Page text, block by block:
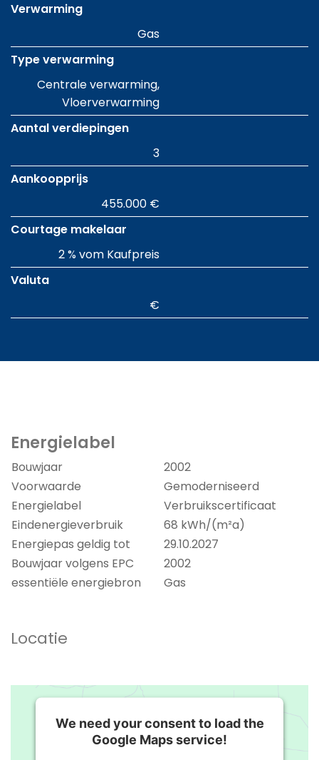
Verwarming
Gas
Type verwarming
Centrale verwarming,
Vloerverwarming
Aantal verdiepingen
3
Aankoopprijs
455.000 €
Courtage makelaar
2 % vom Kaufpreis
Valuta
€
Energielabel
Bouwjaar
2002
Voorwaarde
Gemoderniseerd
Energielabel
Verbruikscertificaat
Eindenergieverbruik
68 kWh/(m²a)
Energiepas geldig tot
29.10.2027
Bouwjaar volgens EPC
2002
essentiële energiebron
Gas
Locatie
We need your consent to load the
Google Maps service!